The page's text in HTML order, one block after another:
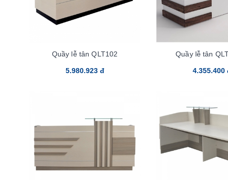
Quầy lễ tân QLT102
5.980.923 đ
Quầy lễ tân
4.355.400